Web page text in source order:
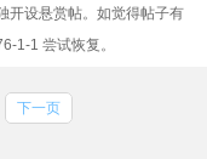
开设悬赏帖。如觉得帖子有
1-1 尝试恢复。
下一页